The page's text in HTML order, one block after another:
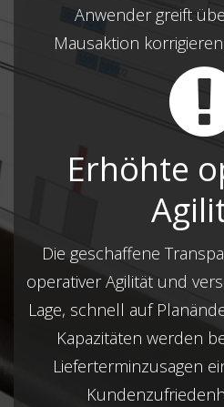
Anwender greift
Mausaktion
Erhöhte
Die geschaffene
operativer Agilität und
Lage, schnell auf
Kapazitäten werden
Lieferterminzusagen